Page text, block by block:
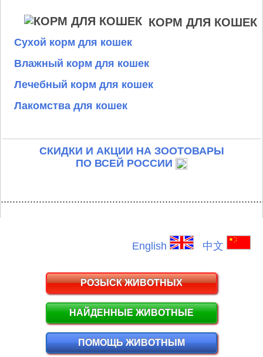
КОРМ ДЛЯ КОШЕК
Сухой корм для кошек
Влажный корм для кошек
Лечебный корм для кошек
Лакомства для кошек
СКИДКИ И АКЦИИ НА ЗООТОВАРЫ
ПО ВСЕЙ РОССИИ
English 中文
РОЗЫСК ЖИВОТНЫХ
НАЙДЕННЫЕ ЖИВОТНЫЕ
ПОМОЩЬ ЖИВОТНЫМ